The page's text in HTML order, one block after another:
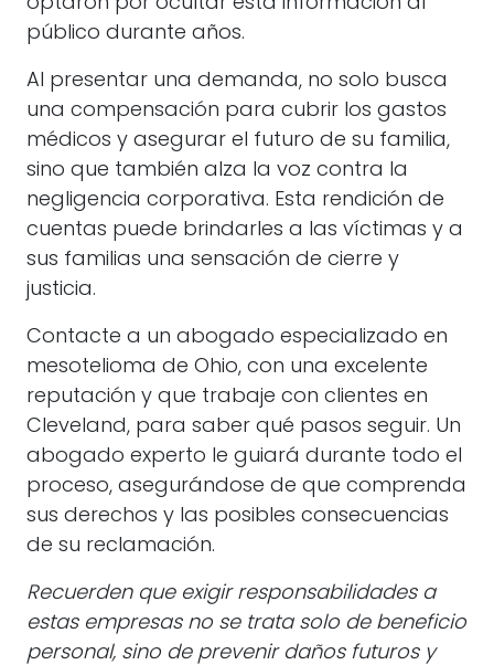
público durante años.
Al presentar una demanda, no solo busca
una compensación para cubrir los gastos
médicos y asegurar el futuro de su familia,
sino que también alza la voz contra la
negligencia corporativa. Esta rendición de
cuentas puede brindarles a las víctimas y a
sus familias una sensación de cierre y
justicia.
Contacte a un abogado especializado en
mesotelioma de Ohio, con una excelente
reputación y que trabaje con clientes en
Cleveland, para saber qué pasos seguir. Un
abogado experto le guiará durante todo el
proceso, asegurándose de que comprenda
sus derechos y las posibles consecuencias
de su reclamación.
Recuerden que exigir responsabilidades a
estas empresas no se trata solo de beneficio
personal, sino de prevenir daños futuros y